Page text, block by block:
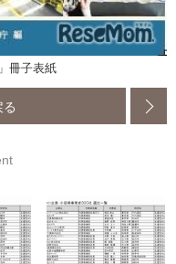
冊子表紙
る